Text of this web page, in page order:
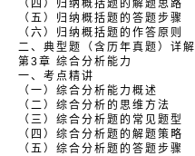
（四）归纳概括题的解题思路
（五）归纳概括题的答题步骤
（六）归纳概括题的作答原则
二、典型题（含历年真题）详解
第3章 综合分析能力
一、考点精讲
（一）综合分析能力概述
（二）综合分析的思维方法
（三）综合分析题的常见题型
（四）综合分析题的解题策略
（五）综合分析题的答题步骤